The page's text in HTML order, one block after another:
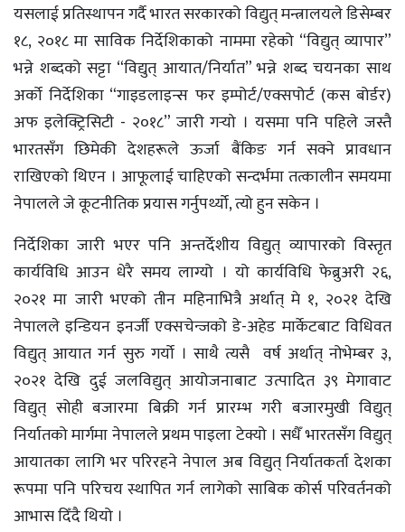
यसलाई प्रतिस्थापन गर्दै भारत सरकारको विद्युत् मन्त्रालयले डिसेम्बर
१८, २०१८ मा साविक निर्देशिकाको नाममा रहेको “विद्युत् व्यापार”
भन्ने शब्दको सट्टा “विद्युत् आयात/निर्यात” भन्ने शब्द चयनका साथ
अर्को निर्देशिका “गाइडलाइन्स फर इम्पोर्ट/एक्सपोर्ट (कस बोर्डर)
अफ इलेक्ट्रिसिटी - २०१८” जारी गर्‍यो । यसमा पनि पहिले जस्तै
भारतसँग छिमेकी देशहरूले ऊर्जा बैंकिङ गर्न सक्ने प्रावधान
राखिएको थिएन । आफूलाई चाहिएको सन्दर्भमा तत्कालीन समयमा
नेपालले जे कूटनीतिक प्रयास गर्नुपर्थ्यो, त्यो हुन सकेन ।
निर्देशिका जारी भएर पनि अन्तर्देशीय विद्युत् व्यापारको विस्तृत
कार्यविधि आउन धेरै समय लाग्यो । यो कार्यविधि फेब्रुअरी २६,
२०२१ मा जारी भएको तीन महिनाभित्रै अर्थात् मे १, २०२१ देखि
नेपालले इन्डियन इनर्जी एक्सचेन्जको डे-अहेड मार्केटबाट विधिवत
विद्युत् आयात गर्न सुरु गर्यो । साथै त्यसै वर्ष अर्थात् नोभेम्बर ३,
२०२१ देखि दुई जलविद्युत् आयोजनाबाट उत्पादित ३९ मेगावाट
विद्युत् सोही बजारमा बिक्री गर्न प्रारम्भ गरी बजारमुखी विद्युत्
निर्यातको मार्गमा नेपालले प्रथम पाइला टेक्यो । सधैँ भारतसँग विद्युत्
आयातका लागि भर परिरहने नेपाल अब विद्युत् निर्यातकर्ता देशका
रूपमा पनि परिचय स्थापित गर्न लागेको साबिक कोर्स परिवर्तनको
आभास दिँदै थियो ।